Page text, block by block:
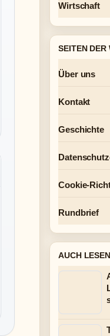
Wirtschaft
SEITEN DER
Über uns
Kontakt
Geschichte
Cookie-
Rundbrief
AUCH LESEN